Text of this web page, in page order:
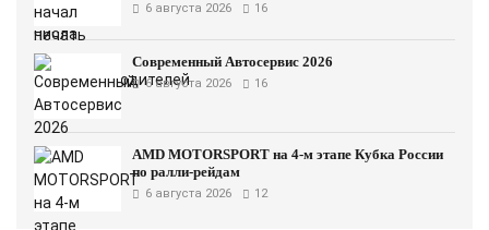
6 августа 2026 16
Современный Автосервис 2026
6 августа 2026 16
AMD MOTORSPORT на 4-м этапе Кубка России
по ралли-рейдам
6 августа 2026 12